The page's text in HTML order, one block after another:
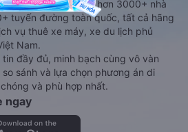
đa phương tiện với hơn 3000+ nhà
tuyến đường toàn quốc, tất cả hãng
vụ thuê xe máy, xe du lịch phủ
Nam.
đầy đủ, minh bạch cùng vô vàn
sánh và lựa chọn phương án di
và phù hợp nhất.
ngay